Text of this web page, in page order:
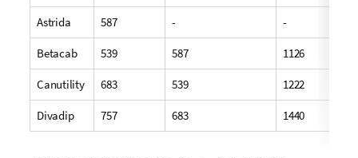
Astrida 587 - -
Betacab 539 587 1126
Canutility 683 539 1222
Divadip 757 683 1440